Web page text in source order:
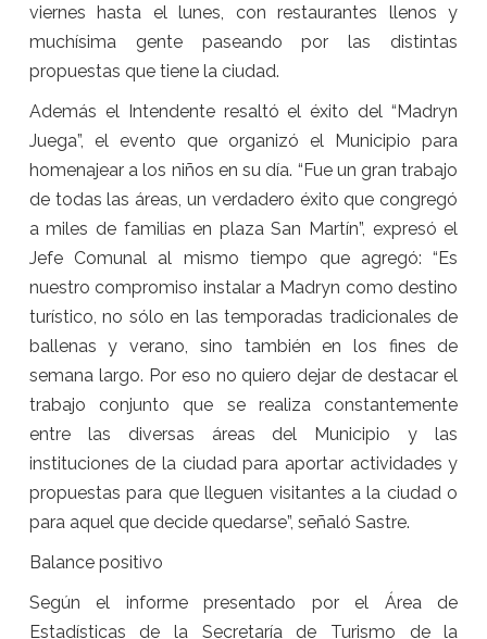
viernes hasta el lunes, con restaurantes llenos y
muchísima gente paseando por las distintas
propuestas que tiene la ciudad.
Además el Intendente resaltó el éxito del “Madryn
Juega”, el evento que organizó el Municipio para
homenajear a los niños en su día. “Fue un gran trabajo
de todas las áreas, un verdadero éxito que congregó
a miles de familias en plaza San Martín”, expresó el
Jefe Comunal al mismo tiempo que agregó: “Es
nuestro compromiso instalar a Madryn como destino
turístico, no sólo en las temporadas tradicionales de
ballenas y verano, sino también en los fines de
semana largo. Por eso no quiero dejar de destacar el
trabajo conjunto que se realiza constantemente
entre las diversas áreas del Municipio y las
instituciones de la ciudad para aportar actividades y
propuestas para que lleguen visitantes a la ciudad o
para aquel que decide quedarse”, señaló Sastre.
Balance positivo
Según el informe presentado por el Área de
Estadísticas de la Secretaría de Turismo de la